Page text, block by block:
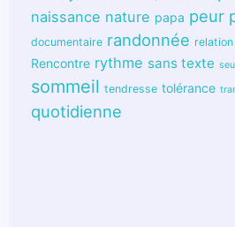
naissance nature papa peur
documentaire randonnée
Rencontre rythme sans texte
sommeil tendresse tolérance
quotidienne